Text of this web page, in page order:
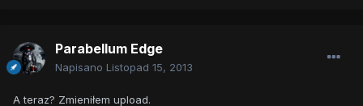
Parabellum Edge
Napisano Listopad 15, 2013
A teraz? Zmieniłem upload.